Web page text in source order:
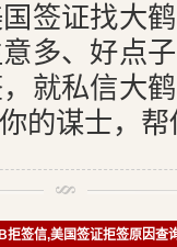
签证找大
多、好点
就私信大
的谋士，
拒签信,美国签证拒签原因查